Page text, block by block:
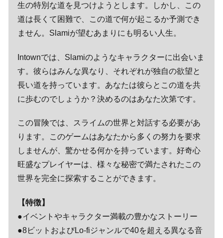
生の特別な道を見つけようとします。しかし、この
道は長くて困難で、この道で何が起こるか予測でき
ません。Slamiが望むあまりにも明るい人生。
Intownでは、Slamiのようなキャラクターに出会いま
す。彼らはみんな異なり、それぞれが独自の欲望と
長い道を持っています。あなたは彼らとこの道を共
に歩むのでしょうか？決めるのはあなた次第です。
この冒険では、スライムの世界と対話する必要があ
ります。このゲームはあなたから多くの努力を要求
しませんが、驚かせる何かを持っています。好奇心
旺盛なプレイヤーは、様々な秘密で満たされたこの
世界を完全に探索することができます。
【特徴】
●イベントやキャラクター満載の豊かなストーリー
●8ビットおよびLo-fiジャンルで40を超える異なる音